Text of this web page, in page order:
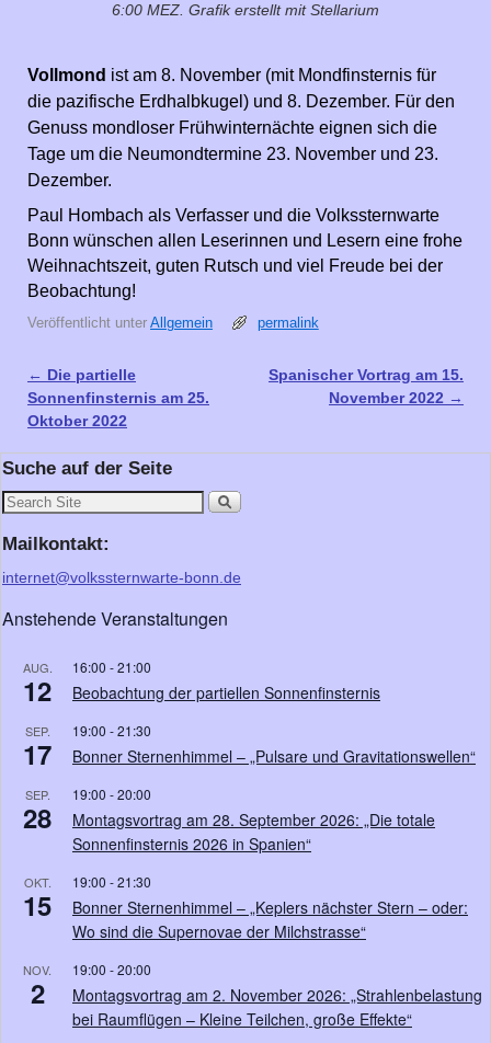
6:00 MEZ. Grafik erstellt mit Stellarium
Vollmond ist am 8. November (mit Mondfinsternis für
die pazifische Erdhalbkugel) und 8. Dezember. Für den
Genuss mondloser Frühwinternächte eignen sich die
Tage um die Neumondtermine 23. November und 23.
Dezember.
Paul Hombach als Verfasser und die Volkssternwarte
Bonn wünschen allen Leserinnen und Lesern eine frohe
Weihnachtszeit, guten Rutsch und viel Freude bei der
Beobachtung!
Veröffentlicht unter Allgemein permalink
Artikelnavigation
← Die partielle
Sonnenfinsternis am 25.
Oktober 2022
Spanischer Vortrag am 15.
November 2022 →
Suche auf der Seite
Mailkontakt:
internet@volkssternwarte-bonn.de
Anstehende Veranstaltungen
AUG.
12
16:00 -21:00
Beobachtung der partiellen Sonnenfinsternis
SEP.
17
19:00 -21:30
Bonner Sternenhimmel – „Pulsare und Gravitationswellen“
SEP.
28
19:00 -20:00
Montagsvortrag am 28. September 2026: „Die totale
Sonnenfinsternis 2026 in Spanien“
OKT.
15
19:00 -21:30
Bonner Sternenhimmel – „Keplers nächster Stern – oder:
Wo sind die Supernovae der Milchstrasse“
NOV.
2
19:00 -20:00
Montagsvortrag am 2. November 2026: „Strahlenbelastung
bei Raumflügen – Kleine Teilchen, große Effekte“